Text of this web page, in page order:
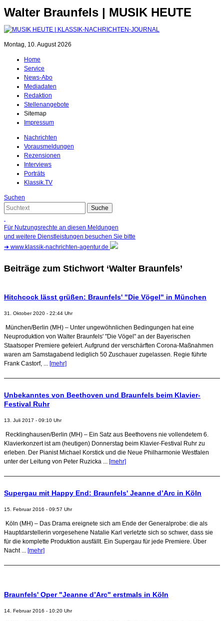
Walter Braunfels | MUSIK HEUTE
Montag, 10. August 2026
Home
Service
News-Abo
Mediadaten
Redaktion
Stellenangebote
Sitemap
Impressum
Nachrichten
Vorausmeldungen
Rezensionen
Interviews
Porträts
Klassik.TV
Suchen
Für Nutzungsrechte an diesen Meldungen
und weitere Dienstleistungen besuchen Sie bitte
➜ www.klassik-nachrichten-agentur.de
Beiträge zum Stichwort ‘Walter Braunfels’
Hitchcock lässt grüßen: Braunfels' "Die Vögel" in München
31. Oktober 2020 - 22:44 Uhr
München/Berlin (MH) – Unter ungewöhnlichen Bedingungen hat eine
Neuproduktion von Walter Braunfels' "Die Vögel" an der Bayerischen
Staatsoper Premiere gefeiert. Aufgrund der verschärften Corona-Maßnahmen
waren am Samstagabend lediglich 50 Zuschauer zugelassen. Regie führte
Frank Castorf, ... [mehr]
Unbekanntes von Beethoven und Braunfels beim Klavier-
Festival Ruhr
13. Juli 2017 - 09:10 Uhr
Recklinghausen/Berlin (MH) – Ein Satz aus Beethovens nie vollendetem 6.
Klavierkonzert ist am (heutigen) Donnerstag beim Klavier-Festival Ruhr zu
erleben. Der Pianist Michael Korstick und die Neue Philharmonie Westfalen
unter der Leitung von Peter Ruzicka ... [mehr]
Supergau mit Happy End: Braunfels' Jeanne d’Arc in Köln
15. Februar 2016 - 09:57 Uhr
Köln (MH) – Das Drama ereignete sich am Ende der Generalprobe: die als
Hauptdarstellerin vorgesehene Natalie Karl verletzte sich so schwer, dass sie
für die komplette Produktion ausfällt. Ein Supergau für jede Premiere. Über
Nacht ... [mehr]
Braunfels' Oper "Jeanne d’Arc" erstmals in Köln
14. Februar 2016 - 10:20 Uhr